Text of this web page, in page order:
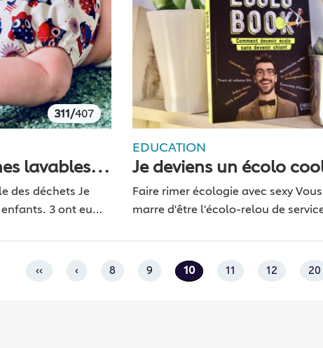
311/407
lavables
des déchets Je
enfants. 3 ont eu
EDUCATION
Je deviens un écolo
marrant
Faire rimer écologie avec sexy
marre d'être l'écolo-relou de
‹‹ ‹ 8 9 10 11 12 20